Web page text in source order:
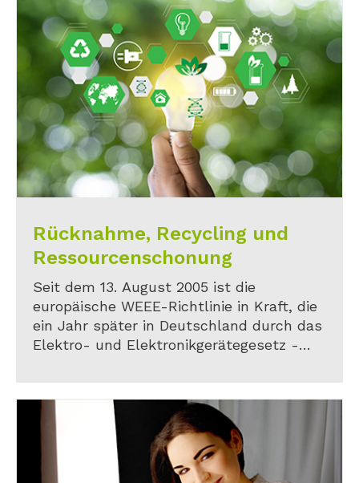
Rücknahme, Recycling und
Ressourcenschonung
Seit dem 13. August 2005 ist die
europäische WEEE-Richtlinie in Kraft, die
ein Jahr später in Deutschland durch das
Elektro- und Elektronik­gerätegesetz -
Elektrogerätenregelt.